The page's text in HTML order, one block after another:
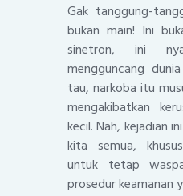
Gak tanggung-
bukan main! Ini
sinetron, ini
mengguncang
tau, narkoba itu
mengakibatkan
kecil. Nah, kejadian
kita semua,
untuk tetap
prosedur keamanan